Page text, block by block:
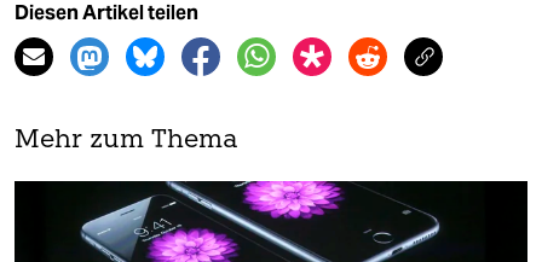
Diesen Artikel teilen
Mehr zum Thema